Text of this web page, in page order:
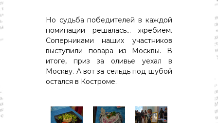
р
т
Но судьба победителей в каждой
номинации решалась… жребием.
Соперниками наших участников
выступили повара из Москвы. В
итоге, приз за оливье уехал в
Москву. А вот за сельдь под шубой
остался в Костроме.